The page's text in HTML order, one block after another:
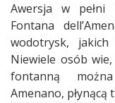
Awersja w
Fontana
wodotrysk,
Niewiele osób
fontanną
Amenano,